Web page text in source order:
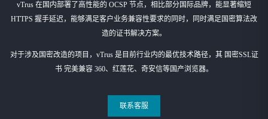
vTrus 在国内部署了高性能的 OCSP 节点，相比部分国际品牌，能显著缩短
HTTPS 握手延迟，能够满足客户业务兼容性要求的同时，同时满足国密算法改
造的证书解决方案。
对于涉及国密改造的项目，vTrus 是目前行业内的最优技术路径，其 国密SSL证
书 完美兼容 360、红莲花、奇安信等国产浏览器。
联系客服